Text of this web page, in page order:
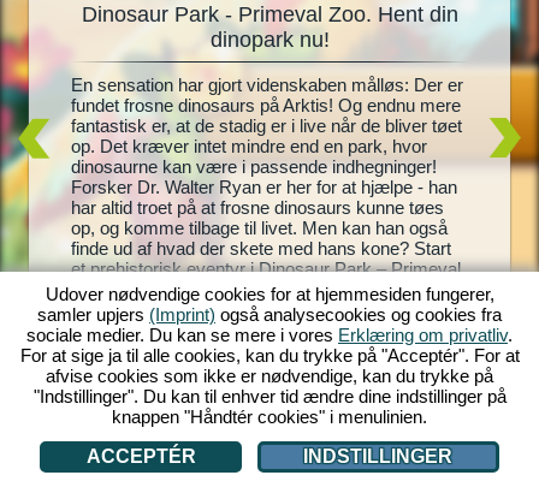
til
og
Med
blive
Dinosaur Park - Primeval Zoo. Hent din
dinopark nu!
En sensation har gjort videnskaben målløs: Der er
fundet frosne dinosaurs på Arktis! Og endnu mere
fantastisk er, at de stadig er i live når de bliver tøet
op. Det kræver intet mindre end en park, hvor
dinosaurne kan være i passende indhegninger!
Forsker Dr. Walter Ryan er her for at hjælpe - han
har altid troet på at frosne dinosaurs kunne tøes
op, og komme tilbage til livet. Men kan han også
finde ud af hvad der skete med hans kone? Start
et prehistorisk eventyr i Dinosaur Park – Primeval
Zoo!
Park –
park,
andre!
helt
Udover nødvendige cookies for at hjemmesiden fungerer,
samler upjers (Imprint) også analysecookies og cookies fra
sociale medier. Du kan se mere i vores Erklæring om privatliv.
For at sige ja til alle cookies, kan du trykke på "Acceptér". For at
afvise cookies som ikke er nødvendige, kan du trykke på
"Indstillinger". Du kan til enhver tid ændre dine indstillinger på
knappen "Håndtér cookies" i menulinien.
ACCEPTÉR
INDSTILLINGER